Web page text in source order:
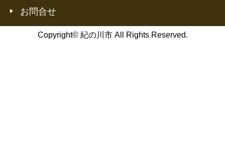
お問合せ
Copyright© 紀の川市 All Rights Reserved.